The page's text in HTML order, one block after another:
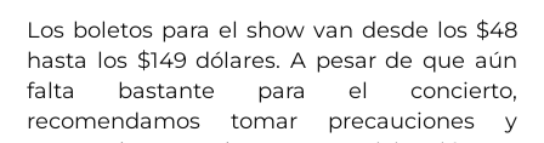
Los boletos para el show van desde los $48
hasta los $149 dólares. A pesar de que aún
falta bastante para el concierto,
recomendamos tomar precauciones y